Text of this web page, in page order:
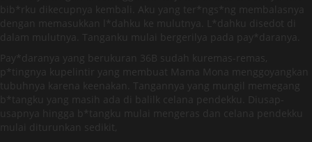
bib*rku dikecupnya kembali. Aku yang ter*ngs*ng membalasnya
dengan memasukkan l*dahku ke mulutnya. L*dahku disedot di
dalam mulutnya. Tanganku mulai bergerilya pada pay*daranya.
Pay*daranya yang berukuran 36B sudah kuremas-remas,
p*tingnya kupelintir yang membuat Mama Mona menggoyangkan
tubuhnya karena keenakan. Tangannya yang mungil memegang
b*tangku yang masih ada di balilk celana pendekku. Diusap-
usapnya hingga b*tangku mulai mengeras dan celana pendekku
mulai diturunkan sedikit,